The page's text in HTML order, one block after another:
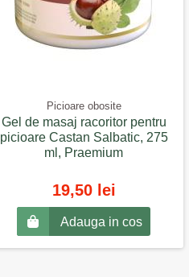
Picioare obosite
Gel de masaj racoritor pentru
picioare Castan Salbatic, 275
ml, Praemium
19,50 lei
Adauga in cos